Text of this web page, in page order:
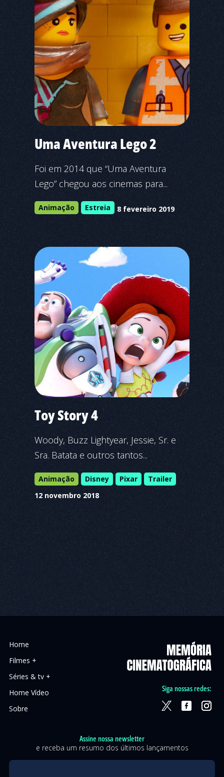
Uma Aventura Lego 2
Foi em 2014 que “Uma Aventura
Lego” chegou aos cinemas para...
Animação Estreia 8 fevereiro 2019
Toy Story 4
Woody, Buzz Lightyear, Jessie, Sr. e
Sra. Batata e outros tantos...
Animação Disney Pixar
Trailer
12 novembro 2018
Home
Filmes +
Séries & tv +
Home Vídeo
Sobre
Assine nossa newsletter
e receba um resumo dos últimos lançamentos
Siga nossas redes: